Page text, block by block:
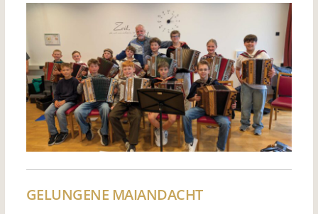
GELUNGENE MAIANDACHT